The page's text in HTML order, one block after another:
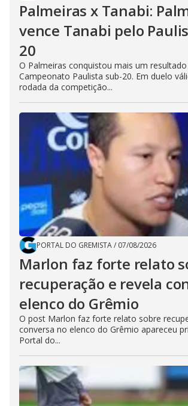
Palmeiras x Tanabi:
vence Tanabi pelo
20
O Palmeiras conquistou mais um
Campeonato Paulista sub-20. Em duelo
rodada da competição...
PORTAL DO GREMISTA/ 07/08/2026
Marlon faz forte relato
recuperação e revela
elenco do Grêmio
O post Marlon faz forte relato sobre
conversa no elenco do Grêmio apareceu
Portal do...